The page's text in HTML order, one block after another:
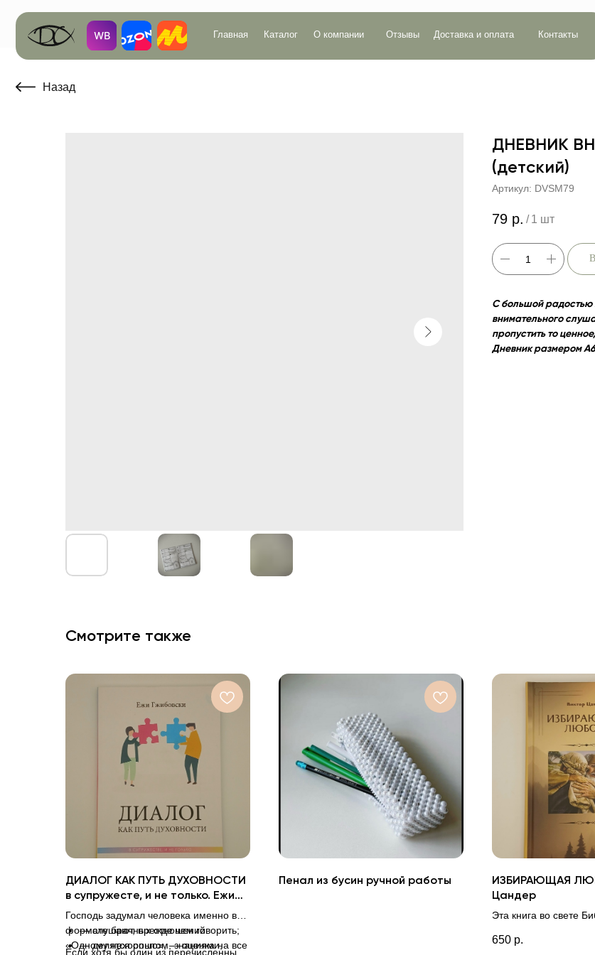
Контакты
Доставка и оплата
Отзывы
О компании
Каталог
Главная
ДНЕВНИК
(детский)
Артикул: DVSM79
79 р. / 1 шт
С большой радостью
внимательного
пропустить то
Дневник размером
Смотрите также
ДИАЛОГ КАК ПУТЬ ДУХОВНОСТИ
в супружесте, и не только. Ежи
Гжибовски
Господь задумал человека именно в
формате брачных отношений.
«Одному нехорошо», — оценка на все
— слушают, прежде чем говорить;
— делятся опытом, знаниями,
Если хотя бы один из перечисленных
Пенал из бусин ручной работы
ИЗБИРАЮЩАЯ
Цандер
Эта книга во свете
читателя на Божью
650 р.